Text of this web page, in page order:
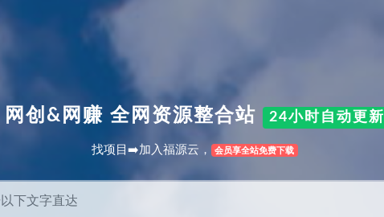
网创&网赚 全网资源整合站 24小时自动更新
找项目➡️加入福源云， 会员享全站免费下载